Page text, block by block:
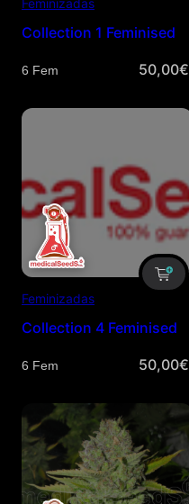
Feminizadas
Collection 1 Feminised
Cantidad 50,00€
Feminizadas
Collection 4 Feminised
Cantidad 50,00€